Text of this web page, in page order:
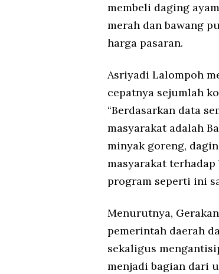
membeli daging
merah dan bawang
harga pasaran.
Asriyadi Lalompoh
cepatnya sejumlah
“Berdasarkan data
masyarakat adalah
minyak goreng,
masyarakat
program seperti ini
Menurutnya,
pemerintah daerah
sekaligus
menjadi bagian dari